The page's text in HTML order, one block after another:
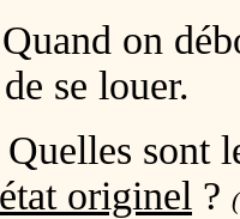
on
se louer.
sont
état originel ?